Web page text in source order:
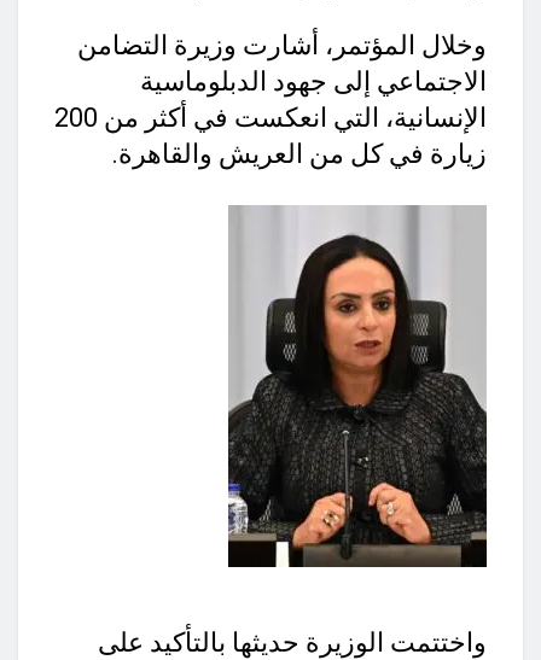
وخلال المؤتمر، أشارت وزيرة التضامن
الاجتماعي إلى جهود الدبلوماسية
الإنسانية، التي انعكست في أكثر من 200
زيارة في كل من العريش والقاهرة.
واختتمت الوزيرة حديثها بالتأكيد على